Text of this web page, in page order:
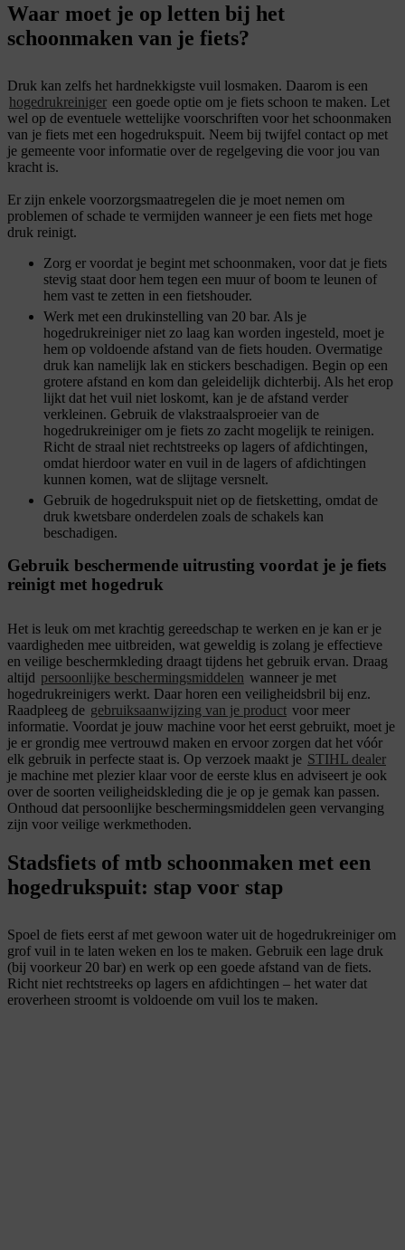
Waar moet je op letten bij het
schoonmaken van je fiets?
Druk kan zelfs het hardnekkigste vuil losmaken. Daarom is een
hogedrukreiniger een goede optie om je fiets schoon te maken. Let
wel op de eventuele wettelijke voorschriften voor het schoonmaken
van je fiets met een hogedrukspuit. Neem bij twijfel contact op met
je gemeente voor informatie over de regelgeving die voor jou van
kracht is.
Er zijn enkele voorzorgsmaatregelen die je moet nemen om
problemen of schade te vermijden wanneer je een fiets met hoge
druk reinigt.
Zorg er voordat je begint met schoonmaken, voor dat je fiets
stevig staat door hem tegen een muur of boom te leunen of
hem vast te zetten in een fietshouder.
Werk met een drukinstelling van 20 bar. Als je
hogedrukreiniger niet zo laag kan worden ingesteld, moet je
hem op voldoende afstand van de fiets houden. Overmatige
druk kan namelijk lak en stickers beschadigen. Begin op een
grotere afstand en kom dan geleidelijk dichterbij. Als het erop
lijkt dat het vuil niet loskomt, kan je de afstand verder
verkleinen. Gebruik de vlakstraalsproeier van de
hogedrukreiniger om je fiets zo zacht mogelijk te reinigen.
Richt de straal niet rechtstreeks op lagers of afdichtingen,
omdat hierdoor water en vuil in de lagers of afdichtingen
kunnen komen, wat de slijtage versnelt.
Gebruik de hogedrukspuit niet op de fietsketting, omdat de
druk kwetsbare onderdelen zoals de schakels kan
beschadigen.
Gebruik beschermende uitrusting voordat je je fiets
reinigt met hogedruk
Het is leuk om met krachtig gereedschap te werken en je kan er je
vaardigheden mee uitbreiden, wat geweldig is zolang je effectieve
en veilige beschermkleding draagt tijdens het gebruik ervan. Draag
altijd persoonlijke beschermingsmiddelen wanneer je met
hogedrukreinigers werkt. Daar horen een veiligheidsbril bij enz.
Raadpleeg de gebruiksaanwijzing van je product voor meer
informatie. Voordat je jouw machine voor het eerst gebruikt, moet je
je er grondig mee vertrouwd maken en ervoor zorgen dat het vóór
elk gebruik in perfecte staat is. Op verzoek maakt je STIHL dealer
je machine met plezier klaar voor de eerste klus en adviseert je ook
over de soorten veiligheidskleding die je op je gemak kan passen.
Onthoud dat persoonlijke beschermingsmiddelen geen vervanging
zijn voor veilige werkmethoden.
Stadsfiets of mtb schoonmaken met een
hogedrukspuit: stap voor stap
Spoel de fiets eerst af met gewoon water uit de hogedrukreiniger om
grof vuil in te laten weken en los te maken. Gebruik een lage druk
(bij voorkeur 20 bar) en werk op een goede afstand van de fiets.
Richt niet rechtstreeks op lagers en afdichtingen – het water dat
eroverheen stroomt is voldoende om vuil los te maken.